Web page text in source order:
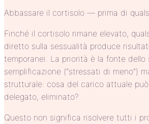
Abbassare il cortisolo — prima di
Finché il cortisolo rimane elevato,
diretto sulla sessualità produce
temporanei. La priorità è la fonte
semplificazione (“stressati di meno”)
strutturale: cosa del carico attuale
delegato, eliminato?
Questo non significa risolvere tutti i